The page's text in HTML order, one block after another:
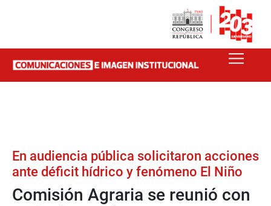
En audiencia pública solicitaron acciones
ante déficit hídrico y fenómeno El Niño
Comisión Agraria se reunió con